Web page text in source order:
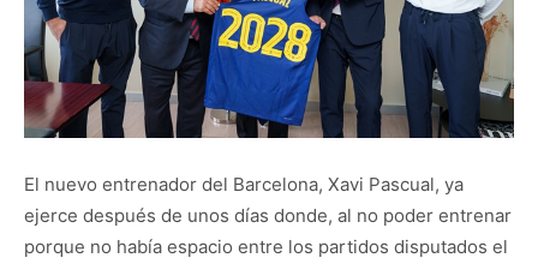
El nuevo entrenador del Barcelona, Xavi Pascual, ya
ejerce después de unos días donde, al no poder entrenar
porque no había espacio entre los partidos disputados el